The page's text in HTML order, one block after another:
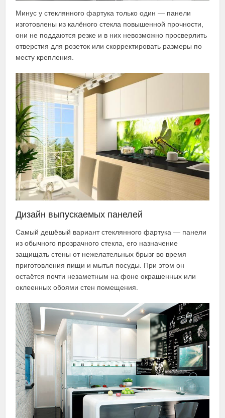
Минус у стеклянного фартука только один — панели
изготовлены из калёного стекла повышенной прочности,
они не поддаются резке и в них невозможно просверлить
отверстия для розеток или скорректировать размеры по
месту крепления.
Дизайн выпускаемых панелей
Самый дешёвый вариант стеклянного фартука — панели
из обычного прозрачного стекла, его назначение
защищать стены от нежелательных брызг во время
приготовления пищи и мытья посуды. При этом он
остаётся почти незаметным на фоне окрашенных или
оклеенных обоями стен помещения.